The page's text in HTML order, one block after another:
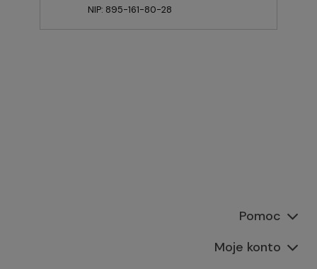
NIP: 895-161-80-28
Pomoc
Moje konto